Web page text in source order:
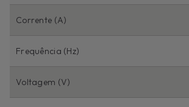
Corrente (A)
Frequência (Hz)
Voltagem (V)